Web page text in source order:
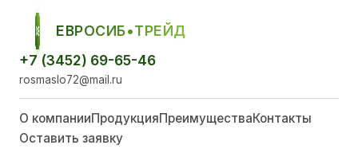
ЕСТ
ЕВРОСИБ•ТРЕЙД
+7 (3452) 69-65-46
rosmaslo72@mail.ru
О компанииПродукцияПреимуществаКонтакты
Оставить заявку